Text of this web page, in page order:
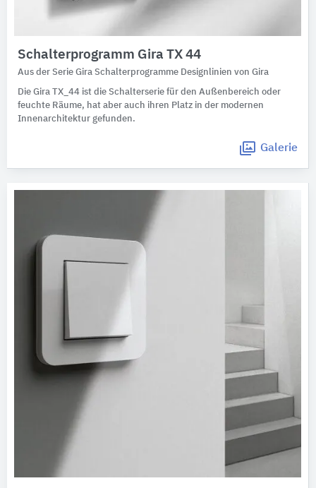
Schalterprogramm Gira TX 44
Aus der Serie Gira Schalterprogramme Designlinien von Gira
Die Gira TX_44 ist die Schalterserie für den Außenbereich oder
feuchte Räume, hat aber auch ihren Platz in der modernen
Innenarchitektur gefunden.
Galerie